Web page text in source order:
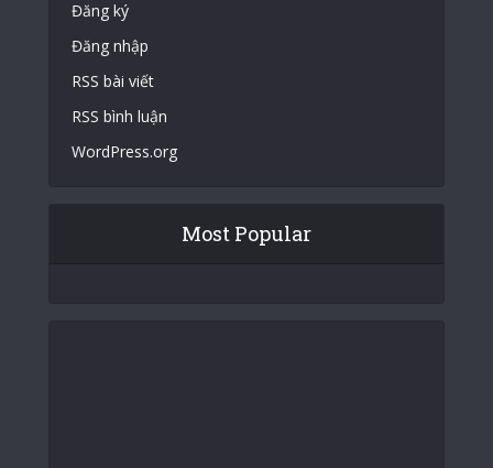
Đăng ký
Đăng nhập
RSS bài viết
RSS bình luận
WordPress.org
Most Popular